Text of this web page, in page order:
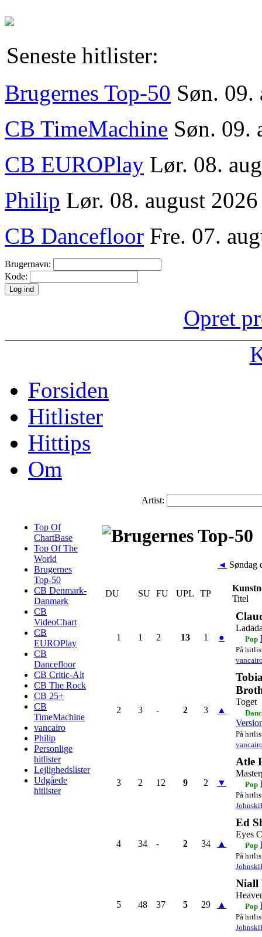
Seneste hitlister:
Brugernes Top-50 Søn. 09.
CB TimeMachine Søn. 09.
CB EUROPlay Lør. 08.
Philip Lør. 08. august
CB Dancefloor Fre. 07.
Brugernavn:
Kode:
Opret
Forsiden
Hitlister
Hittips
Om
Artist:
Top Of
ChartBase
Top Of The
World
Brugernes
Top-50
CB Denmark-
Danmark
CB
VideoChart
CB
EUROPlay
CB
Dancefloor
CB Critic-Alt
CB The Rock
CB 25+
CB
TimeMachine
vancairo
Philip
Personlige
hitlister
Lejlighedslister
Udgåede
hitlister
◄ Søndag
DU SU FU UPL TP
Titel
1 1 2 13 1 ● Pop
På
2 3 - 2 3 ▲
Toget
På
3 2 12 9 2 ▼
Atle
Pop
På
4 34 - 2 34 ▲
Ed
Eyes
Pop
På
5 48 37 5 29 ▲
Niall
Pop
På